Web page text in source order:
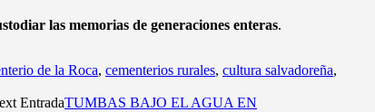
las memorias de generaciones enteras.
de la Roca, cementerios rurales, cultura salvadoreña,
EntradaTUMBAS BAJO EL AGUA EN